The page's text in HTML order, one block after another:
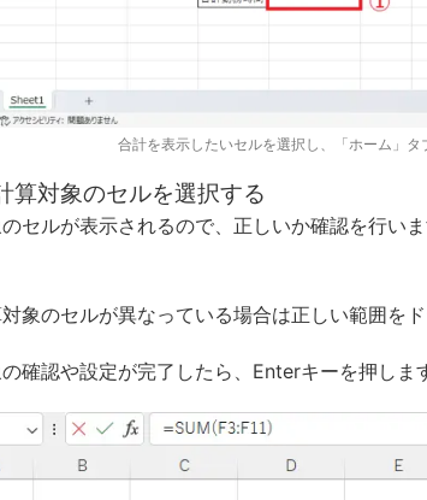
合計を表示したいセルを選択し、「ホーム」
算対象のセルを選択する
セルが表示されるので、正しいか確認を行い
象のセルが異なっている場合は正しい範囲を
確認や設定が完了したら、Enterキーを押し